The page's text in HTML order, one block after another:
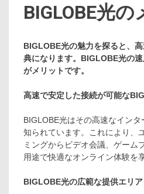
BIGLOBE光の
BIGLOBE光の魅力を探ると、
典になります。 BIGLOBE光の
がメリットです。
高速で安定した接続が可能な
BIGLOBE光はその高速なイン
知られています。これにより、
ミングからビデオ会議、ゲーム
用途で快適なオンライン体験を
BIGLOBE光の広範な提供エリア